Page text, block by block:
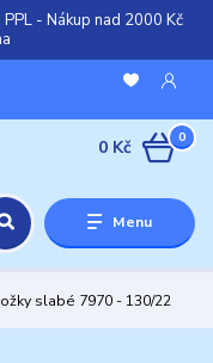
- Nákup nad 2000 Kč
Menu
0
0 Kč
slabé 7970 - 130/22